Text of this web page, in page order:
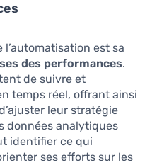
est sa
des performances.
de suivre et
temps réel, offrant ainsi
leur stratégie
données analytiques
identifier ce qui
ses efforts sur les